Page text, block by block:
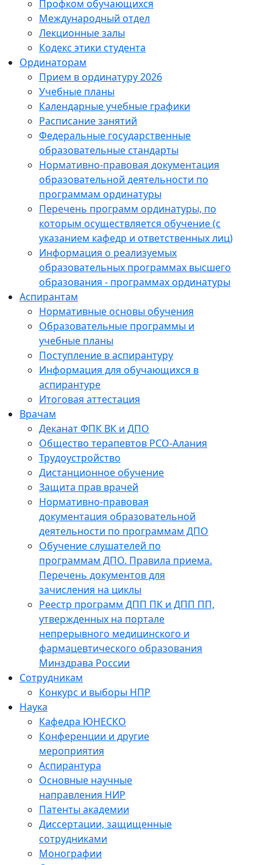
Профком обучающихся
Международный отдел
Лекционные залы
Кодекс этики студента
Ординаторам
Прием в ординатуру 2026
Учебные планы
Календарные учебные графики
Расписание занятий
Федеральные государственные
образовательные стандарты
Нормативно-правовая документация
образовательной деятельности по
программам ординатуры
Перечень программ ординатуры, по
которым осуществляется обучение (с
указанием кафедр и ответственных лиц)
Информация о реализуемых
образовательных программах высшего
образования - программах ординатуры
Аспирантам
Нормативные основы обучения
Образовательные программы и
учебные планы
Поступление в аспирантуру
Информация для обучающихся в
аспирантуре
Итоговая аттестация
Врачам
Деканат ФПК ВК и ДПО
Общество терапевтов РСО-Алания
Трудоустройство
Дистанционное обучение
Защита прав врачей
Нормативно-правовая
документация образовательной
деятельности по программам ДПО
Обучение слушателей по
программам ДПО. Правила приема.
Перечень документов для
зачисления на циклы
Реестр программ ДПП ПК и ДПП ПП,
утвержденных на портале
непрерывного медицинского и
фармацевтического образования
Минздрава России
Сотрудникам
Конкурс и выборы НПР
Наука
Кафедра ЮНЕСКО
Конференции и другие
мероприятия
Аспирантура
Основные научные
направления НИР
Патенты академии
Диссертации, защищенные
сотрудниками
Монографии